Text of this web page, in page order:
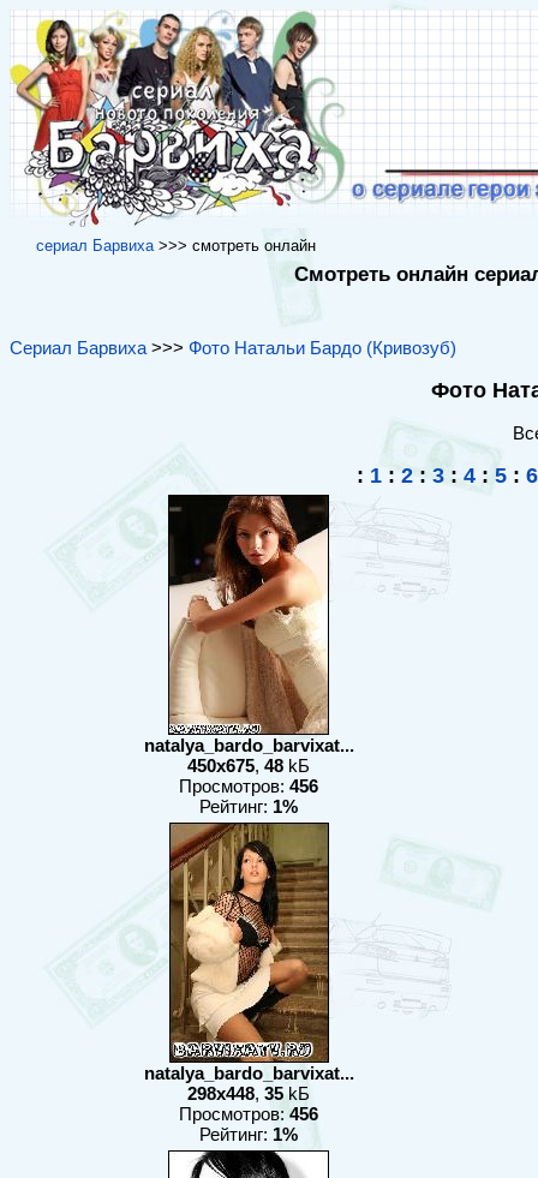
cериал Барвиха>>> cмотреть онлайн
Смотреть онлайн
Сериал Барвиха >>> Фото Натальи Бардо (Кривозуб)
Фото
: 1 : 2 : 3 : 4 : 5 : 6
natalya_bardo_barvixat...
450x675, 48 kБ
Просмотров: 456
Рейтинг: 1%
natalya_bardo_barvixat...
298x448, 35 kБ
Просмотров: 456
Рейтинг: 1%